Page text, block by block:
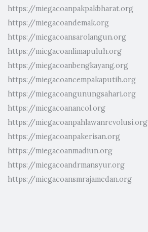
https://miegacoanpakpakbharat.org
https://miegacoandemak.org
https://miegacoansarolangun.org
https://miegacoanlimapuluh.org
https://miegacoanbengkayang.org
https://miegacoancempakaputih.org
https://miegacoangunungsahari.org
https://miegacoanancol.org
https://miegacoanpahlawanrevolusi.org
https://miegacoanpakerisan.org
https://miegacoanmadiun.org
https://miegacoandrmansyur.org
https://miegacoansmrajamedan.org